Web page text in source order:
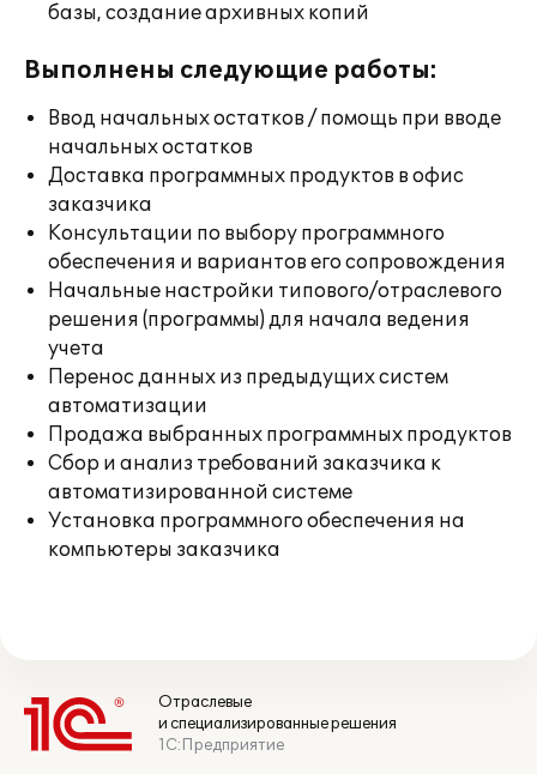
базы, создание архивных копий
Выполнены следующие работы:
Ввод начальных остатков / помощь при вводе
начальных остатков
Доставка программных продуктов в офис
заказчика
Консультации по выбору программного
обеспечения и вариантов его сопровождения
Начальные настройки типового/отраслевого
решения (программы) для начала ведения
учета
Перенос данных из предыдущих систем
автоматизации
Продажа выбранных программных продуктов
Сбор и анализ требований заказчика к
автоматизированной системе
Установка программного обеспечения на
компьютеры заказчика
Отраслевые
и специализированные решения
1С:Предприятие